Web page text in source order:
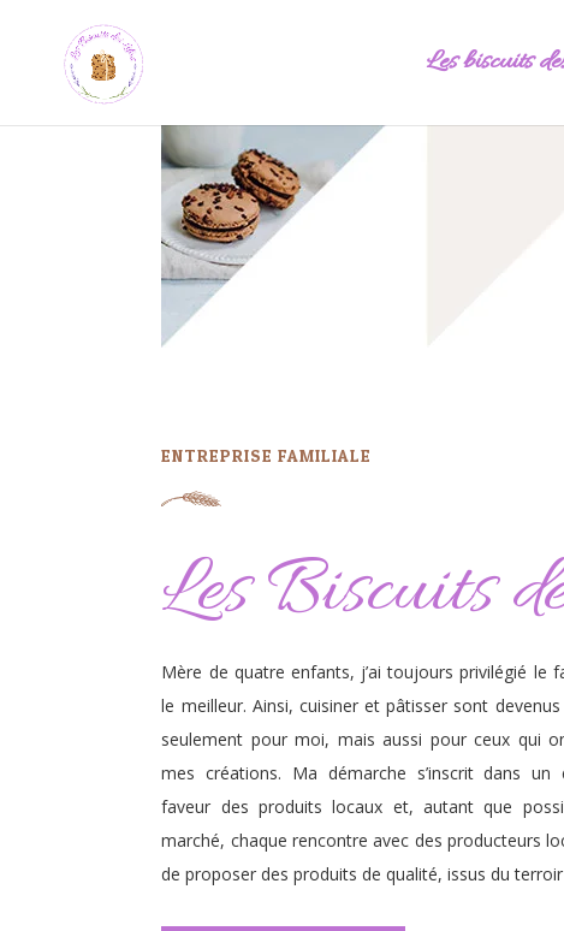
Les biscuits
ENTREPRISE FAMILIALE
Les Biscuits
Mère de quatre enfants, j’ai toujours privilégié le
le meilleur. Ainsi, cuisiner et pâtisser sont
seulement pour moi, mais aussi pour ceux qui
mes créations. Ma démarche s’inscrit dans un
faveur des produits locaux et, autant que
marché, chaque rencontre avec des producteurs
de proposer des produits de qualité, issus du